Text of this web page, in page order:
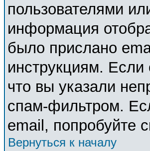
пользователями
информация
было прислано
инструкциям.
что вы указали
спам-фильтром.
email, попробуйте
Вернуться к началу